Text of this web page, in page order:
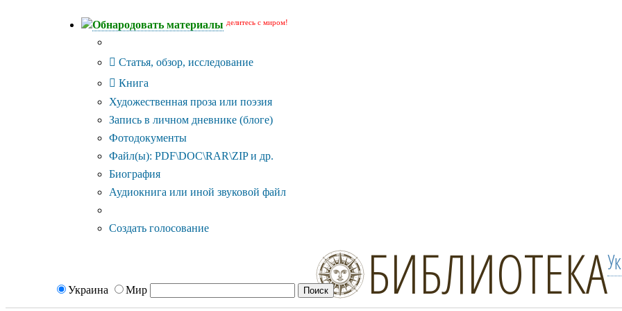
Обнародовать материалы делитесь с миром!
Статья, обзор, исследование
Книга
Художественная проза или поэзия
Запись в личном дневнике (блоге)
Фотодокументы
Файл(ы): PDF\DOC\RAR\ZIP и др.
Биография
Аудиокнига или иной звуковой файл
Создать голосование
Украина Мир БИБЛИОТЕКА